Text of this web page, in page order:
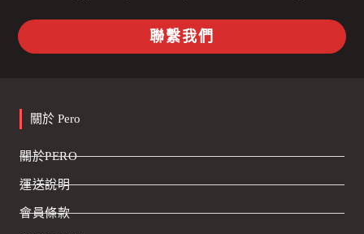
聯繫我們
關於 Pero
關於PERO
運送說明
會員條款